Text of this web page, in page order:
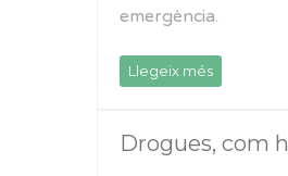
emergència.
Llegeix més
Drogues, com